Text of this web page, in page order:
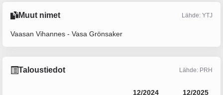
Muut nimet Lähde: YTJ
Vaasan Vihannes - Vasa Grönsaker
Taloustiedot Lähde: PRH
12/2024 12/2025